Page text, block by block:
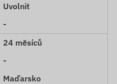
Uvolnit
-
24 měsíců
-
Maďarsko